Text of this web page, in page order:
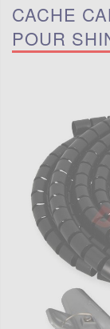
CACHE
POUR